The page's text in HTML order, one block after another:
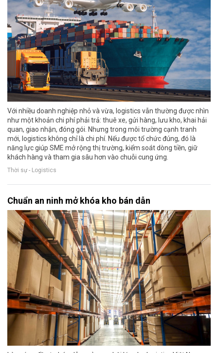
Với nhiều doanh nghiệp nhỏ và vừa, logistics vẫn thường được nhìn
như một khoản chi phí phải trả: thuê xe, gửi hàng, lưu kho, khai hải
quan, giao nhận, đóng gói. Nhưng trong môi trường cạnh tranh
mới, logistics không chỉ là chi phí. Nếu được tổ chức đúng, đó là
năng lực giúp SME mở rộng thị trường, kiểm soát dòng tiền, giữ
khách hàng và tham gia sâu hơn vào chuỗi cung ứng.
Thời sự - Logistics
Chuẩn an ninh mở khóa kho bán dẫn